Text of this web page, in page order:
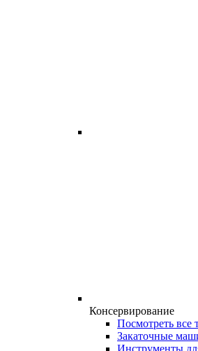
Консервирование
Посмотреть все
Закаточные
Инструменты